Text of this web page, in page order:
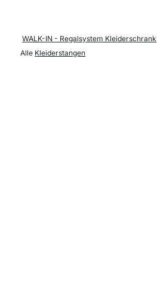
WALK-IN - Regalsystem Kleiderschrank
Alle Kleiderstangen